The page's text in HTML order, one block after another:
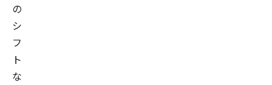
の
シ
フ
ト
な